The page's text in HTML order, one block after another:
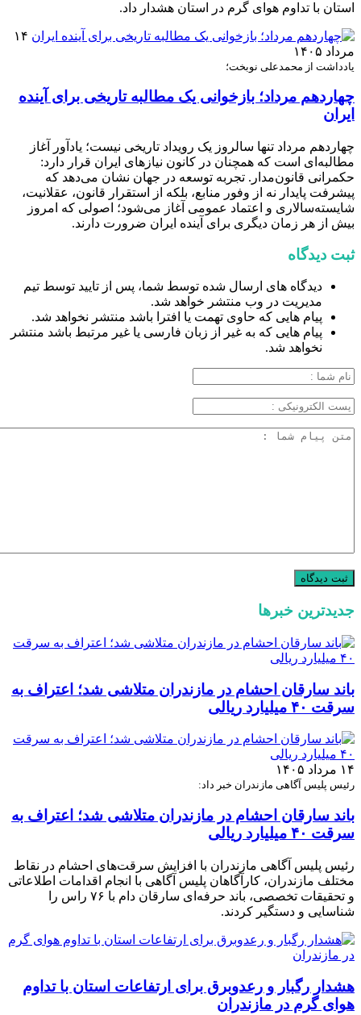
استان با تداوم هوای گرم در استان هشدار داد.
۱۴
مرداد ۱۴۰۵
یادداشت از محمدعلی نوبخت؛
چهاردهم مرداد؛ بازخوانی یک مطالبه تاریخی برای آینده
ایران
چهاردهم مرداد تنها سالروز یک رویداد تاریخی نیست؛ یادآور آغاز
مطالبه‌ای است که همچنان در کانون نیازهای ایران قرار دارد:
حکمرانی قانون‌مدار. تجربه توسعه در جهان نشان می‌دهد که
پیشرفت پایدار نه از وفور منابع، بلکه از استقرار قانون، عقلانیت،
شایسته‌سالاری و اعتماد عمومی آغاز می‌شود؛ اصولی که امروز
بیش از هر زمان دیگری برای آینده ایران ضرورت دارند.
ثبت دیدگاه
دیدگاه های ارسال شده توسط شما، پس از تایید توسط تیم
مدیریت در وب منتشر خواهد شد.
پیام هایی که حاوی تهمت یا افترا باشد منتشر نخواهد شد.
پیام هایی که به غیر از زبان فارسی یا غیر مرتبط باشد منتشر
نخواهد شد.
جدیدترین خبرها
باند سارقان احشام در مازندران متلاشی شد؛ اعتراف به
سرقت ۴۰ میلیارد ریالی
۱۴ مرداد ۱۴۰۵
رئیس پلیس آگاهی مازندران خبر داد:
باند سارقان احشام در مازندران متلاشی شد؛ اعتراف به
سرقت ۴۰ میلیارد ریالی
رئیس پلیس آگاهی مازندران با افزایش سرقت‌های احشام در نقاط
مختلف مازندران، کارآگاهان پلیس آگاهی با انجام اقدامات اطلاعاتی
و تحقیقات تخصصی، باند حرفه‌ای سارقان دام با ۷۶ راس را
شناسایی و دستگیر کردند.
هشدار رگبار و رعدوبرق برای ارتفاعات استان با تداوم
هوای گرم در مازندران